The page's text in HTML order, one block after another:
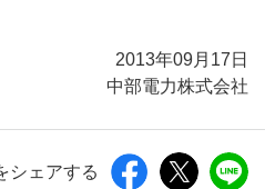
2013年09月17日
中部電力株式会社
シェアする